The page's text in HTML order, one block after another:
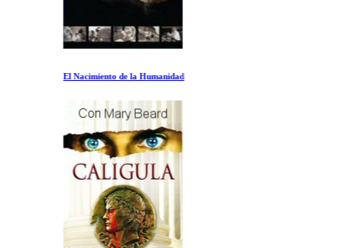
El Nacimiento de la Humanidad